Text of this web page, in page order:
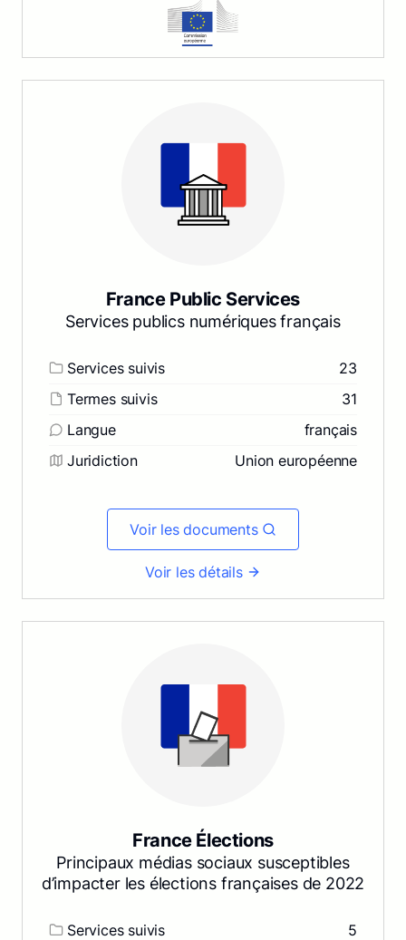
France Public Services
Services publics numériques français
Services suivis
23
Termes suivis
31
Langue
français
Juridiction
Union européenne
Voir les documents
Voir les détails
France Élections
Principaux médias sociaux susceptibles
d’impacter les élections françaises de 2022
Services suivis 5